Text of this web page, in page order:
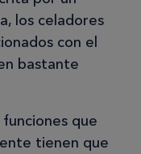
los celadores
con el
bastante
que
tienen que